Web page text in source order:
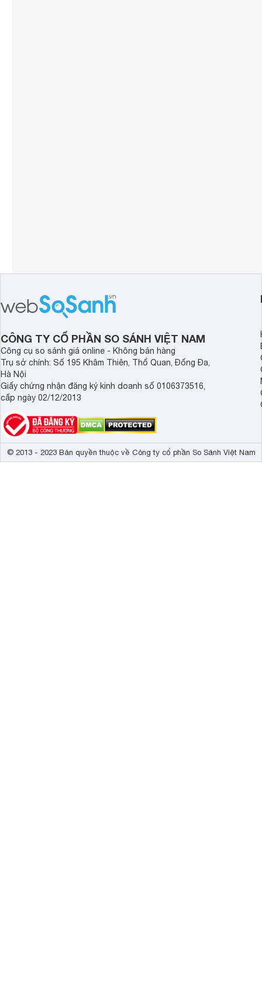
CÔNG TY CỔ PHẦN SO SÁNH VIỆT NAM
Công cụ so sánh giá online - Không bán hàng
Trụ sở chính: Số 195 Khâm Thiên, Thổ Quan, Đống Đa,
Hà Nội
Giấy chứng nhận đăng ký kinh doanh số 0106373516,
cấp ngày 02/12/2013
© 2013 - 2023 Bản quyền thuộc về Công ty cổ phần So Sánh Việt Nam